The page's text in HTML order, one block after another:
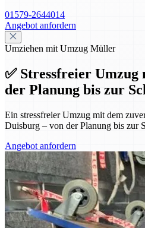
01579-2644014
Angebot anfordern
Umziehen mit Umzug Müller
✅ Stressfreier
der Planung bis zur
Ein stressfreier Umzug mit dem
Duisburg – von der Planung bis zur
Angebot anfordern